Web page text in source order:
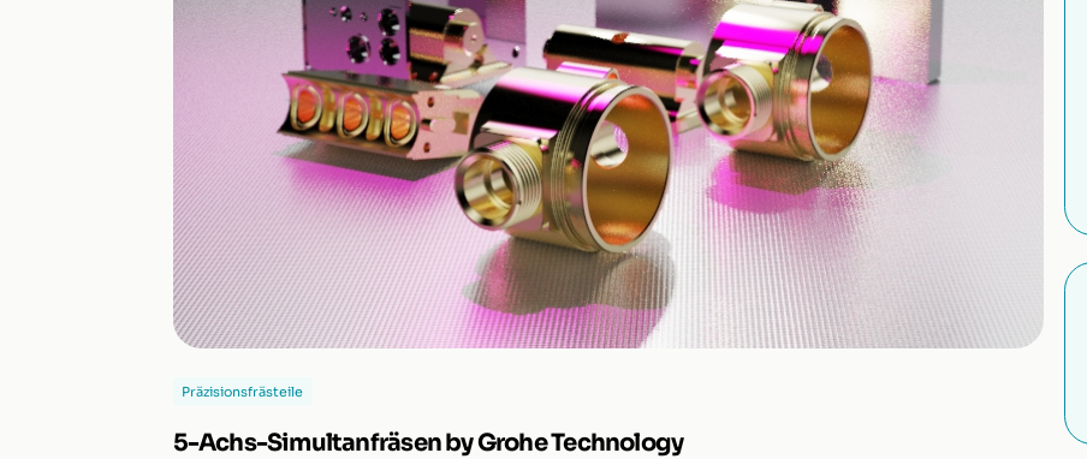
Präzisionsfrästeile
5-Achs-Simultanfräsen by Grohe Technology